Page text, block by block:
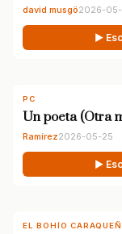
david musgö2026-
▶
PC
Un poeta (Otra
Ramírez2026-05-25
▶
EL BOHÍO